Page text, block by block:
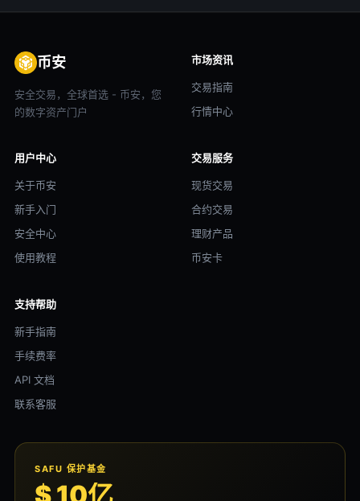
币安
安全交易，全球首选 - 币安，您
的数字资产门户
市场资讯
交易指南
行情中心
用户中心
关于币安
新手入门
安全中心
使用教程
交易服务
现货交易
合约交易
理财产品
币安卡
支持帮助
新手指南
手续费率
API 文档
联系客服
SAFU 保护基金